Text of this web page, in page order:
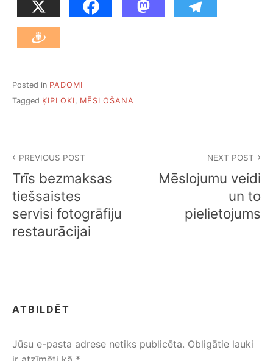
Posted in PADOMI
Tagged ĶIPLOKI, MĒSLOŠANA
i
ņ
u
i
ē
n
PREVIOUS POST
Trīs bezmaksas
tiešsaistes
servisi fotogrāfiju
restaurācijai
NEXT POST
Mēslojumu veidi
un to
pielietojums
ATBILDĒT
Jūsu e-pasta adrese netiks publicēta. Obligātie lauki